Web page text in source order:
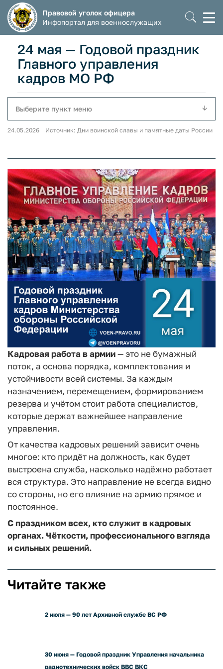
Правовой уголок офицера
Инфопортал для военнослужащих
24 мая — Годовой праздник
Главного управления
кадров МО РФ
Выберите пункт меню
24.05.2026 Источник: Дни воинской славы и памятные даты России
Кадровая работа в армии— это не бумажный
поток, а основа порядка, комплектования и
устойчивости всей системы. За каждым
назначением, перемещением, формированием
резерва и учётом стоит работа специалистов,
которые держат важнейшее направление
управления.
От качества кадровых решений зависит очень
многое: кто придёт на должность, как будет
выстроена служба, насколько надёжно работает
вся структура. Это направление не всегда видно
со стороны, но его влияние на армию прямое и
постоянное.
С праздником всех, кто служит в кадровых
органах. Чёткости, профессионального взгляда
и сильных решений.
Читайте также
2 июля — 90 лет Архивной службе ВС РФ
30 июня — Годовой праздник Управления начальника
радиотехнических войск ВВС ВКС